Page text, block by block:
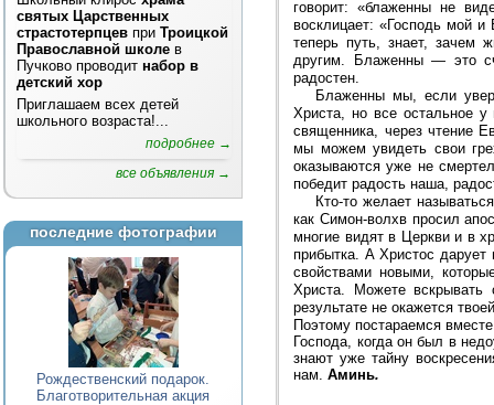
святых Царственных
страстотерпцев при Троицкой
Православной школе в
Пучково проводит набор в
детский хор
Приглашаем всех детей
школьного возраста!...
подробнее →
все объявления →
последние фотографии
Рождественский подарок.
Благотворительная акция
говорит: «блаженны не
восклицает: «Господь мой
теперь путь, знает, зачем
другим. Блаженны — это
радостен.
Блаженны мы, если
Христа, но все остальное
священника, через чтение
мы можем увидеть свои
оказываются уже не
победит радость наша,
Кто-то желает
как Симон-волхв просил
многие видят в Церкви и в
прибытка. А Христос
свойствами новыми,
Христа. Можете
результате не окажется
Поэтому постараемся
Господа, когда он был в
знают уже тайну
нам.Аминь.